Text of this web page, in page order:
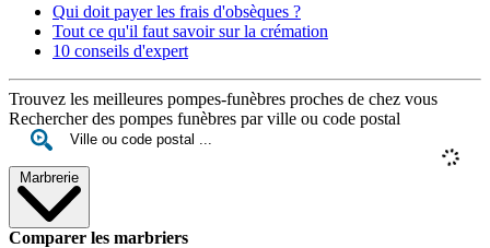
Qui doit payer les frais d'obsèques ?
Tout ce qu'il faut savoir sur la crémation
10 conseils d'expert
Trouvez les meilleures pompes-funèbres proches de chez vous
Rechercher des pompes funèbres par ville ou code postal
Marbrerie
Comparer les marbriers